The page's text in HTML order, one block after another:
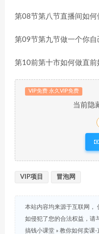
第08节第八节直播间如何
第09节第九节做一个你
第10前第十市如何做直前
VIP免费 永久VIP免费
当前隐
VIP项目 冒泡网
本站内容均来源于互联网，
如侵犯了您的合法权益，请
搞钱小课堂 » 教你如何卖课-